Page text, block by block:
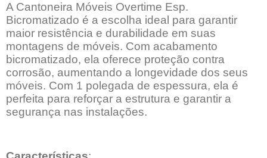
A Cantoneira Móveis Overtime Esp.
Bicromatizado é a escolha ideal para garantir
maior resistência e durabilidade em suas
montagens de móveis. Com acabamento
bicromatizado, ela oferece proteção contra
corrosão, aumentando a longevidade dos seus
móveis. Com 1 polegada de espessura, ela é
perfeita para reforçar a estrutura e garantir a
segurança nas instalações.